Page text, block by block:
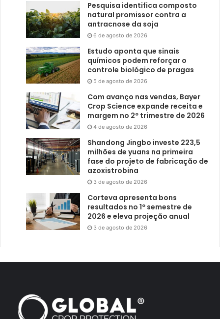
Pesquisa identifica composto
natural promissor contra a
antracnose da soja
6 de agosto de 2026
Estudo aponta que sinais
químicos podem reforçar o
controle biológico de pragas
5 de agosto de 2026
Com avanço nas vendas, Bayer
Crop Science expande receita e
margem no 2º trimestre de 2026
4 de agosto de 2026
Shandong Jingbo investe 223,5
milhões de yuans na primeira
fase do projeto de fabricação de
azoxistrobina
3 de agosto de 2026
Corteva apresenta bons
resultados no 1º semestre de
2026 e eleva projeção anual
3 de agosto de 2026